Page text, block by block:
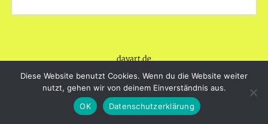
dayart.de
BlogOnYourOwn.com.
Diese Website benutzt Cookies. Wenn du die Website weiter
nutzt, gehen wir von deinem Einverständnis aus.
OK
Datenschutzerklärung